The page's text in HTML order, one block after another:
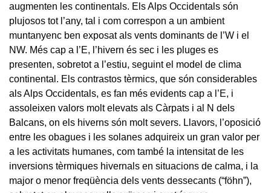
augmenten les continentals. Els Alps Occidentals són
plujosos tot l’any, tal i com correspon a un ambient
muntanyenc ben exposat als vents dominants de l’W i el
NW. Més cap a l’E, l’hivern és sec i les pluges es
presenten, sobretot a l’estiu, seguint el model de clima
continental. Els contrastos tèrmics, que són considerables
als Alps Occidentals, es fan més evidents cap a l’E, i
assoleixen valors molt elevats als Càrpats i al N dels
Balcans, on els hiverns són molt severs. Llavors, l’oposició
entre les obagues i les solanes adquireix un gran valor per
a les activitats humanes, com també la intensitat de les
inversions tèrmiques hivernals en situacions de calma, i la
major o menor freqüència dels vents dessecants (“föhn”),